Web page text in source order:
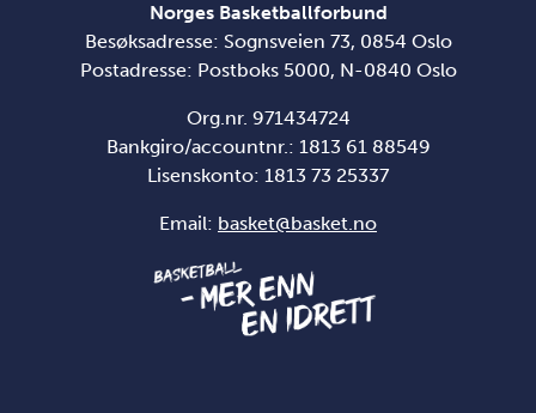
Norges Basketballforbund
Besøksadresse: Sognsveien 73, 0854 Oslo
Postadresse: Postboks 5000, N-0840 Oslo
Org.nr. 971434724
Bankgiro/accountnr.: 1813 61 88549
Lisenskonto: 1813 73 25337
Email: basket@basket.no